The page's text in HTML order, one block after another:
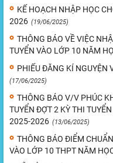
KẾ HOẠCH NHẬP HỌC
2026 (19/06/2025)
THÔNG BÁO VỀ VIỆC
TUYỂN VÀO LỚP 10 NĂM
PHIẾU ĐĂNG KÍ NGUYỆN
(17/06/2025)
THÔNG BÁO V/V PHÚC
TUYỂN ĐỢT 2 KỲ THI
2025-2026 (13/06/2025)
THÔNG BÁO ĐIỂM
VÀO LỚP 10 THPT NĂM